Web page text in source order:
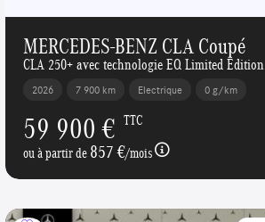
MERCEDES-BENZ CLA Coupé
CLA 250+ avec technologie EQ Limited Edition
2026 7 900 km Electrique 0 g/km
59 900 € TTC
ou à partir de857 €/mois